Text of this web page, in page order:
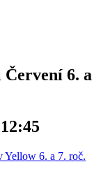
6. a
12:45
Yellow 6. a 7. roč.